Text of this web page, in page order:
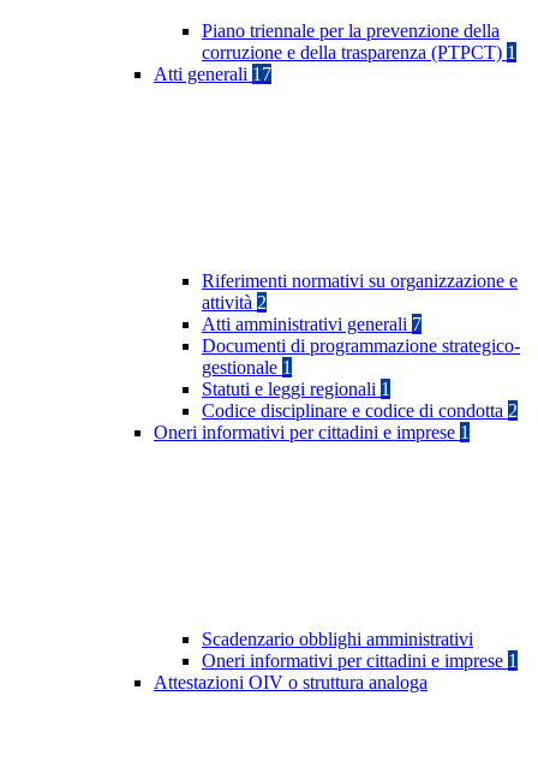
Piano triennale per la prevenzione della
corruzione e della trasparenza (PTPCT) 1
Atti generali 17
Riferimenti normativi su organizzazione e
attività 2
Atti amministrativi generali 7
Documenti di programmazione strategico-
gestionale 1
Statuti e leggi regionali 1
Codice disciplinare e codice di condotta 2
Oneri informativi per cittadini e imprese 1
Scadenzario obblighi amministrativi
Oneri informativi per cittadini e imprese 1
Attestazioni OIV o struttura analoga